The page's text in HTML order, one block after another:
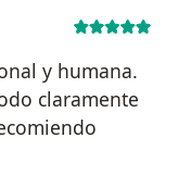
y humana.
claramente